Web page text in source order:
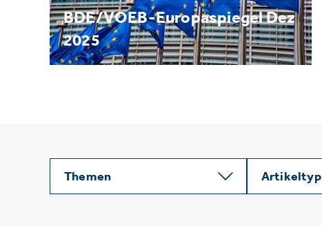
BDE/VOEB-Europaspiegel Dez
2025
Themen Artikeltyp